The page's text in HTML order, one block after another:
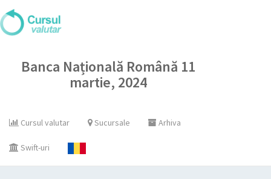
Banca Națională Română 11
martie, 2024
Cursul valutar Sucursale Arhiva
Swift-uri